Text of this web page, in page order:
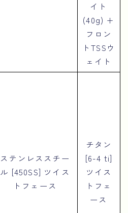
イト
(40g) +
フロン
トTSSウ
ェイト
ステンレススチー
ル [450SS] ツイス
トフェース
チタン
[6-4 ti]
ツイス
トフェ
ース